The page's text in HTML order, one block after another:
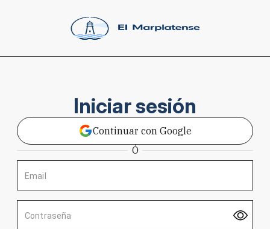
Iniciar sesión
Continuar con Google
Ó
Email
Contraseña